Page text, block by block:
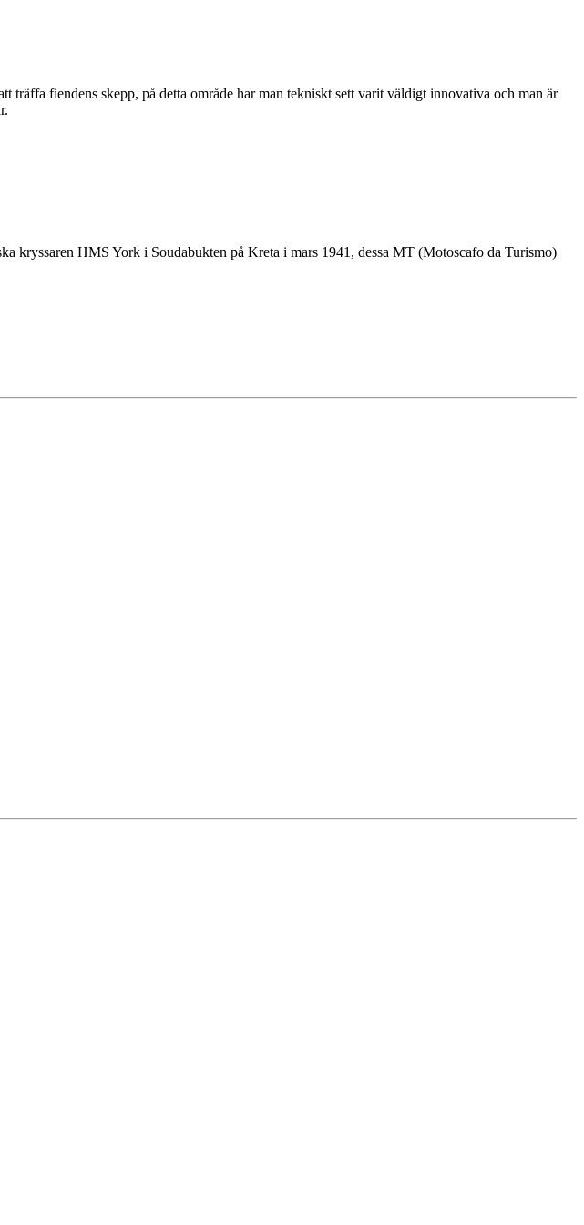
träffa fiendens skepp, på detta område har man tekniskt sett varit väldigt innovativa och man är
kryssaren HMS York i Soudabukten på Kreta i mars 1941, dessa MT (Motoscafo da Turismo)